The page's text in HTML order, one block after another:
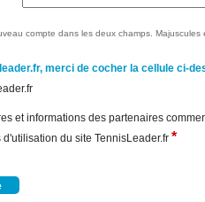
compte dans les deux champs. Majuscules
merci de cocher la cellule ci-
et informations des partenaires
du site TennisLeader.fr *